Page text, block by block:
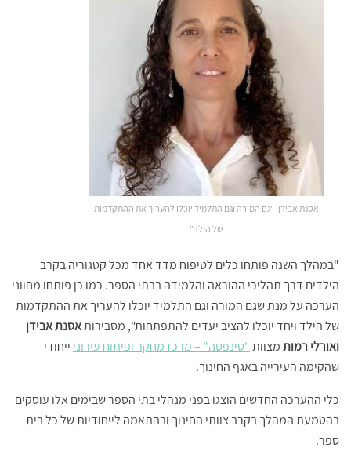
אסנת אבידן: "גם המורה וגם התלמיד יוכלו להעריך את ההתקדמות
של הילד"
"במהלך השנה פותחו כלים לטיפוח מדד אחד מכל קטגוריה בקרב
הילדים דרך תהליכי ההוראה והלמידה בבתי הספר. כמו כן פותחו מחווני
הערכה על מנת שגם המורה וגם התלמיד יוכלו להעריך את ההתקדמות
של הילד ויחד יוכלו להציב יעדים להתפתחות", מסבירותאסנת אבידן
ואורלי רמותמצוות"סינפסה" – מרכז מחקר ופיתוח עירוני ייחודי
שהקימה העירייה באגף החינוך.
כלי ההערכה החדשים הוצגו בפני מנהלי בתי הספר שבימים אלו עוסקים
בהטמעת המהלך בקרב צוותי החינוך ובהתאמה לייחודיות של כל בית
ספר.